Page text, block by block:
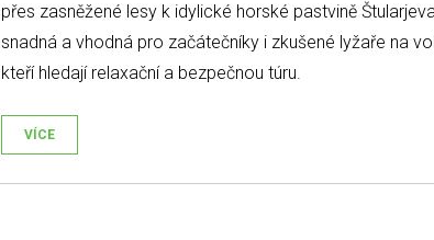
přes zasněžené lesy k idylické horské pastvině
snadná a vhodná pro začátečníky i zkušené lyžaře na
kteří hledají relaxační a bezpečnou túru.
VÍCE